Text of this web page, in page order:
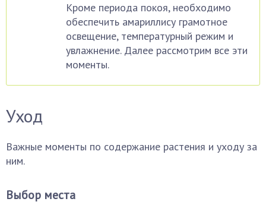
Кроме периода покоя, необходимо
обеспечить амариллису грамотное
освещение, температурный режим и
увлажнение. Далее рассмотрим все эти
моменты.
Уход
Важные моменты по содержание растения и уходу за
ним.
Выбор места